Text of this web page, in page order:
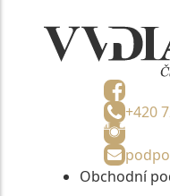
+420
Obchodní